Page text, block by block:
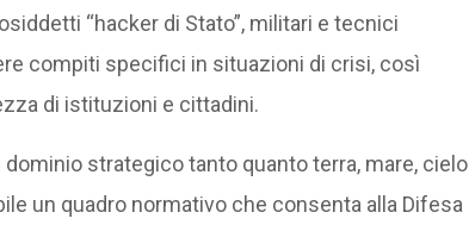
“hacker di Stato”, militari e tecnici
compiti specifici in situazioni di crisi, così
di istituzioni e cittadini.
strategico tanto quanto terra, mare, cielo
un quadro normativo che consenta alla Difesa